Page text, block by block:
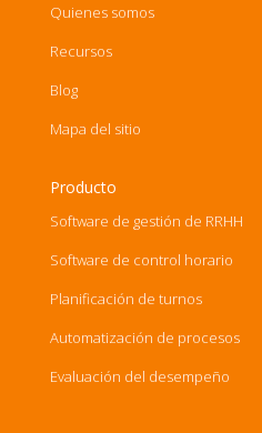
Quienes somos
Recursos
Blog
Mapa del sitio
Producto
Software de gestión de RRHH
Software de control horario
Planificación de turnos
Automatización de procesos
Evaluación del desempeño